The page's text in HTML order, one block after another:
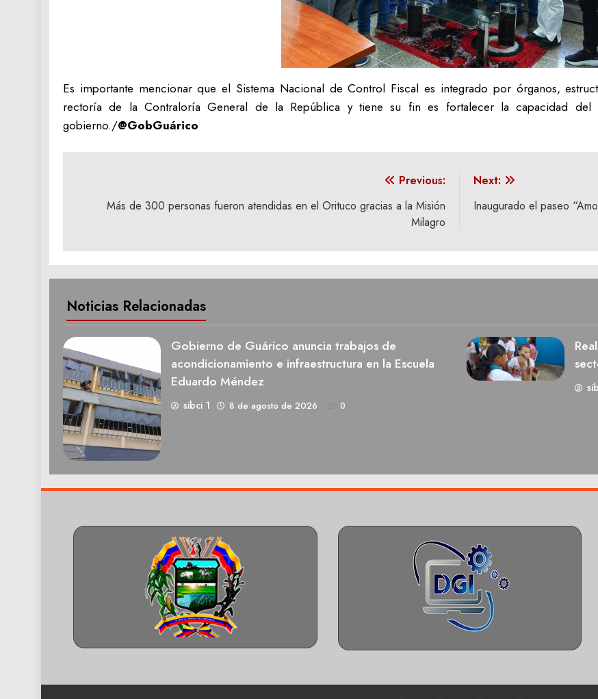
Es importante mencionar que el Sistema Nacional de Control Fiscal es integrado por órganos,
rectoría de la Contraloría General de la República y tiene su fin es fortalecer la capacidad del
gobierno./@GobGuárico
Previous:
Más de 300 personas fueron atendidas en el Orituco gracias a la Misión
Milagro
Next:
Inaugurado el paseo
Noticias Relacionadas
Gobierno de Guárico anuncia trabajos de
acondicionamiento e infraestructura en la Escuela
Eduardo Méndez
sibci 1 8 de agosto de 2026 0